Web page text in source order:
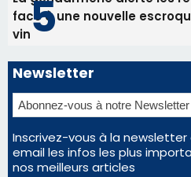
face à une nouvelle
vin
Newsletter
Inscrivez-vous à la
email les infos les plus
nos meilleurs articles